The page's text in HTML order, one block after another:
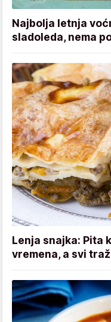
Najbolja letnja
sladoleda, nema
Lenja snajka: Pita
vremena, a svi